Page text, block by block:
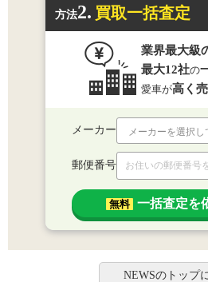
方法2. 買取一括査定
業界最大級
最大12社の
愛車が高く
メーカー
郵便番号
無料 一括査定を
NEWSのトップ